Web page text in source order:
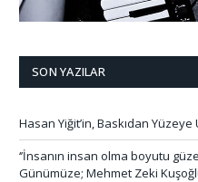
SON YAZILAR
Hasan Yiğit’in, Baskıdan
‘’İnsanın insan olma boyutu
Günümüze; Mehmet Zeki